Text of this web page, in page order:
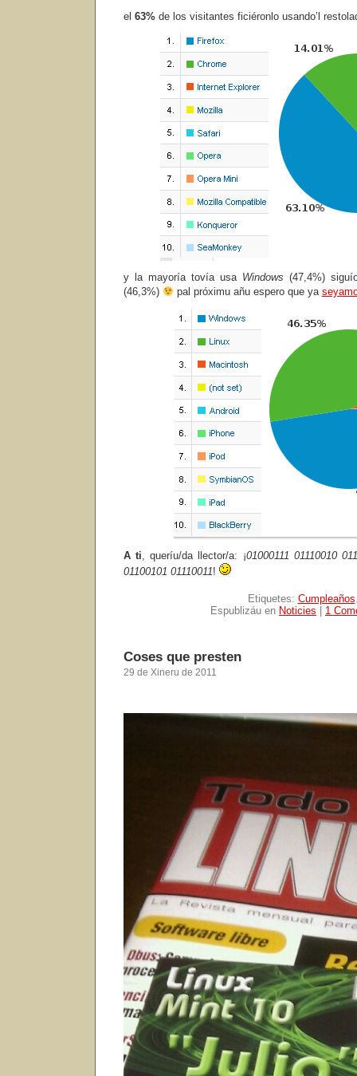
el 63% de los visitantes ficiéronlo usando’l
y la mayoría tovía usa Windows (47,4%)
(46,3%)
pal próximu añu espero que ya
A ti, queríu/da llector/a: ¡01000111 01110010
01100101 01110011!
Etiquetes: Cumpleaños
Espublizáu en Noticies 1
Coses que presten
29 de Xineru de 2011